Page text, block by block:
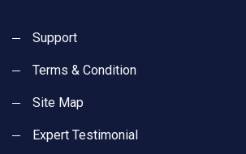
Support
Terms & Condition
Site Map
Expert Testimonial